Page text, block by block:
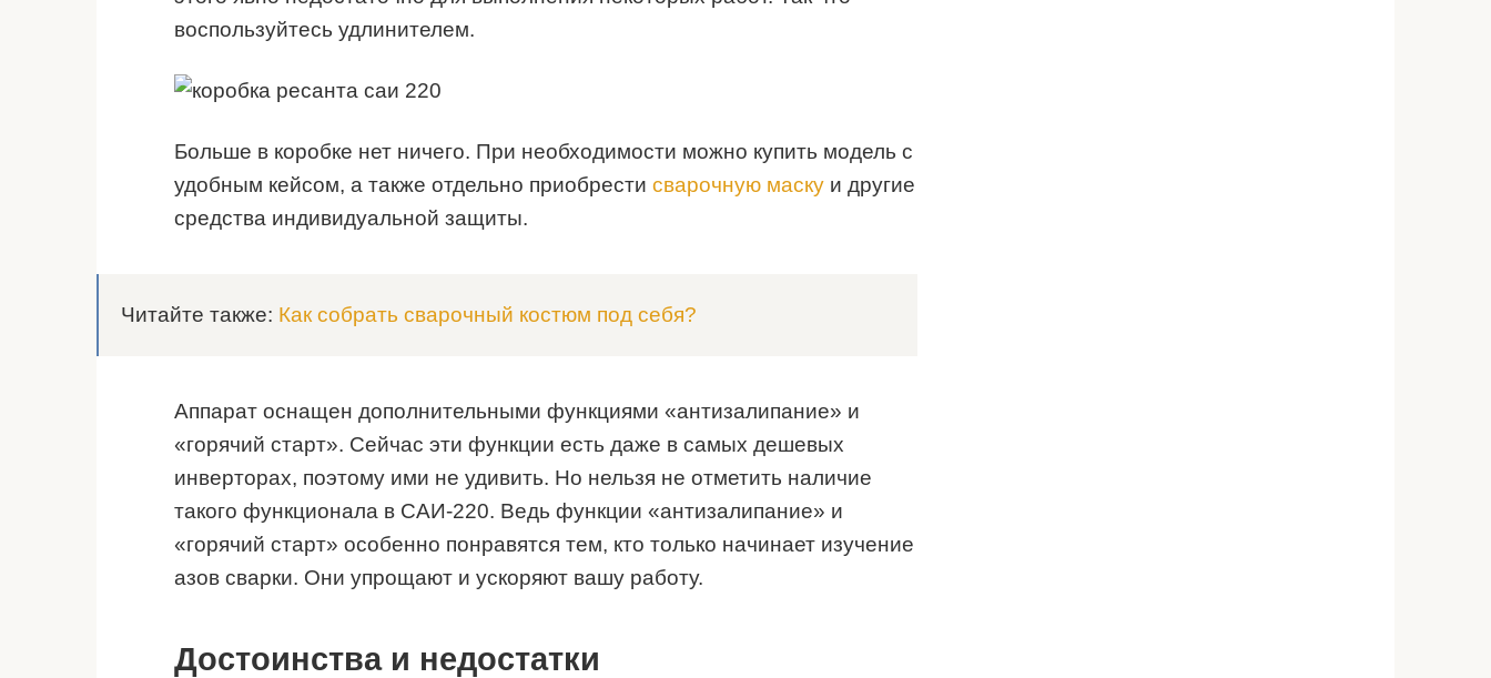
воспользуйтесь удлинителем.
Больше в коробке нет ничего. При необходимости можно купить модель с
удобным кейсом, а также отдельно приобрести сварочную маску и другие
средства индивидуальной защиты.
Читайте также: Как собрать сварочный костюм под себя?
Аппарат оснащен дополнительными функциями «антизалипание» и
«горячий старт». Сейчас эти функции есть даже в самых дешевых
инверторах, поэтому ими не удивить. Но нельзя не отметить наличие
такого функционала в САИ-220. Ведь функции «антизалипание» и
«горячий старт» особенно понравятся тем, кто только начинает изучение
азов сварки. Они упрощают и ускоряют вашу работу.
Достоинства и недостатки